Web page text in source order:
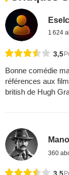
1 624
3,5
Bonne comédie
références aux
british de Hugh
360